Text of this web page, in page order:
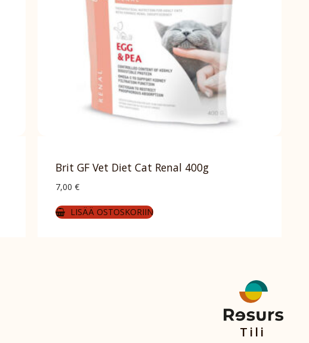
Brit GF Vet Diet Cat Renal 400g
7,00€
LISÄÄ OSTOSKORIIN
Tili